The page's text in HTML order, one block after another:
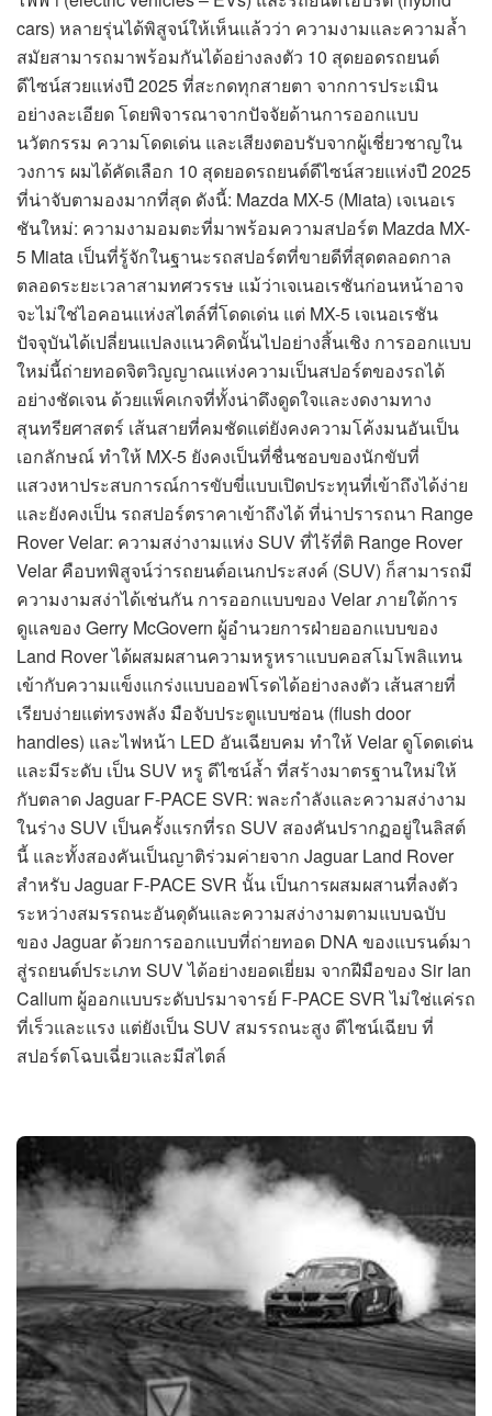
cars) หลายรุ่นได้พิสูจน์ให้เห็นแล้วว่า ความงามและความล้ำ
สมัยสามารถมาพร้อมกันได้อย่างลงตัว 10 สุดยอดรถยนต์
ดีไซน์สวยแห่งปี 2025 ที่สะกดทุกสายตา จากการประเมิน
อย่างละเอียด โดยพิจารณาจากปัจจัยด้านการออกแบบ
นวัตกรรม ความโดดเด่น และเสียงตอบรับจากผู้เชี่ยวชาญใน
วงการ ผมได้คัดเลือก 10 สุดยอดรถยนต์ดีไซน์สวยแห่งปี 2025
ที่น่าจับตามองมากที่สุด ดังนี้: Mazda MX-5 (Miata) เจเนอเร
ชันใหม่: ความงามอมตะที่มาพร้อมความสปอร์ต Mazda MX-
5 Miata เป็นที่รู้จักในฐานะรถสปอร์ตที่ขายดีที่สุดตลอดกาล
ตลอดระยะเวลาสามทศวรรษ แม้ว่าเจเนอเรชันก่อนหน้าอาจ
จะไม่ใช่ไอคอนแห่งสไตล์ที่โดดเด่น แต่ MX-5 เจเนอเรชัน
ปัจจุบันได้เปลี่ยนแปลงแนวคิดนั้นไปอย่างสิ้นเชิง การออกแบบ
ใหม่นี้ถ่ายทอดจิตวิญญาณแห่งความเป็นสปอร์ตของรถได้
อย่างชัดเจน ด้วยแพ็คเกจที่ทั้งน่าดึงดูดใจและงดงามทาง
สุนทรียศาสตร์ เส้นสายที่คมชัดแต่ยังคงความโค้งมนอันเป็น
เอกลักษณ์ ทำให้ MX-5 ยังคงเป็นที่ชื่นชอบของนักขับที่
แสวงหาประสบการณ์การขับขี่แบบเปิดประทุนที่เข้าถึงได้ง่าย
และยังคงเป็น รถสปอร์ตราคาเข้าถึงได้ ที่น่าปรารถนา Range
Rover Velar: ความสง่างามแห่ง SUV ที่ไร้ที่ติ Range Rover
Velar คือบทพิสูจน์ว่ารถยนต์อเนกประสงค์ (SUV) ก็สามารถมี
ความงามสง่าได้เช่นกัน การออกแบบของ Velar ภายใต้การ
ดูแลของ Gerry McGovern ผู้อำนวยการฝ่ายออกแบบของ
Land Rover ได้ผสมผสานความหรูหราแบบคอสโมโพลิแทน
เข้ากับความแข็งแกร่งแบบออฟโรดได้อย่างลงตัว เส้นสายที่
เรียบง่ายแต่ทรงพลัง มือจับประตูแบบซ่อน (flush door
handles) และไฟหน้า LED อันเฉียบคม ทำให้ Velar ดูโดดเด่น
และมีระดับ เป็น SUV หรู ดีไซน์ล้ำ ที่สร้างมาตรฐานใหม่ให้
กับตลาด Jaguar F-PACE SVR: พละกำลังและความสง่างาม
ในร่าง SUV เป็นครั้งแรกที่รถ SUV สองคันปรากฏอยู่ในลิสต์
นี้ และทั้งสองคันเป็นญาติร่วมค่ายจาก Jaguar Land Rover
สำหรับ Jaguar F-PACE SVR นั้น เป็นการผสมผสานที่ลงตัว
ระหว่างสมรรถนะอันดุดันและความสง่างามตามแบบฉบับ
ของ Jaguar ด้วยการออกแบบที่ถ่ายทอด DNA ของแบรนด์มา
สู่รถยนต์ประเภท SUV ได้อย่างยอดเยี่ยม จากฝีมือของ Sir Ian
Callum ผู้ออกแบบระดับปรมาจารย์ F-PACE SVR ไม่ใช่แค่รถ
ที่เร็วและแรง แต่ยังเป็น SUV สมรรถนะสูง ดีไซน์เฉียบ ที่
สปอร์ตโฉบเฉี่ยวและมีสไตล์